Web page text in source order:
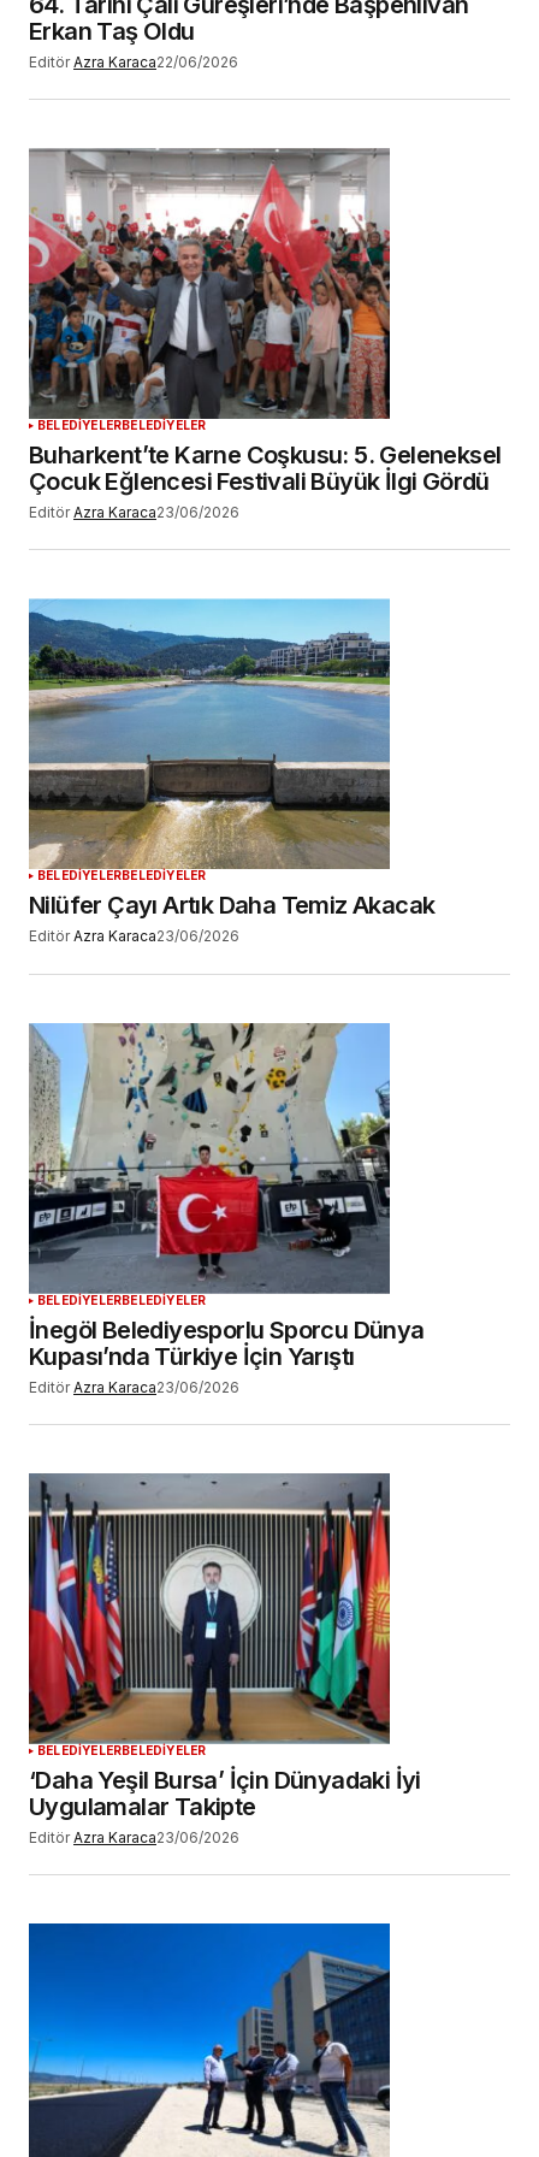
Erkan Taş Oldu
Editör Azra Karaca22/06/2026
BELEDİYELERBELEDİYELER
Buharkent’te Karne Coşkusu: 5. Geleneksel
Çocuk Eğlencesi Festivali Büyük İlgi Gördü
Editör Azra Karaca23/06/2026
BELEDİYELERBELEDİYELER
Nilüfer Çayı Artık Daha Temiz Akacak
Editör Azra Karaca23/06/2026
BELEDİYELERBELEDİYELER
İnegöl Belediyesporlu Sporcu Dünya
Kupası’nda Türkiye İçin Yarıştı
Editör Azra Karaca23/06/2026
BELEDİYELERBELEDİYELER
‘Daha Yeşil Bursa’ İçin Dünyadaki İyi
Uygulamalar Takipte
Editör Azra Karaca23/06/2026